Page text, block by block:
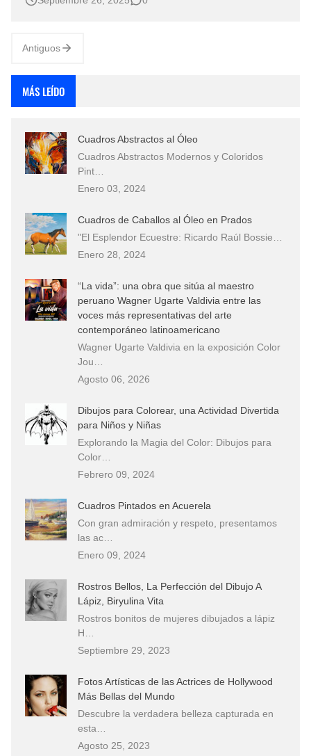
Pamela Scarlett Orellana Parada, Embajadora de las
Antiguos
MÁS LEÍDO
Cuadros Abstractos al Óleo
Cuadros Abstractos Modernos y Coloridos
Pint…
Enero 03, 2024
Cuadros de Caballos al Óleo en Prados
"El Esplendor Ecuestre: Ricardo Raúl Bossie…
Enero 28, 2024
“La vida”: una obra que sitúa al maestro
peruano Wagner Ugarte Valdivia entre las
voces más representativas del arte
contemporáneo latinoamericano
Wagner Ugarte Valdivia en la exposición Color
Jou…
Agosto 06, 2026
Dibujos para Colorear, una Actividad Divertida
para Niños y Niñas
Explorando la Magia del Color: Dibujos para
Color…
Febrero 09, 2024
Cuadros Pintados en Acuerela
Con gran admiración y respeto, presentamos
las ac…
Enero 09, 2024
Rostros Bellos, La Perfección del Dibujo A
Lápiz, Biryulina Vita
Rostros bonitos de mujeres dibujados a lápiz
H…
Septiembre 29, 2023
Fotos Artísticas de las Actrices de Hollywood
Más Bellas del Mundo
Descubre la verdadera belleza capturada en
esta…
Agosto 25, 2023